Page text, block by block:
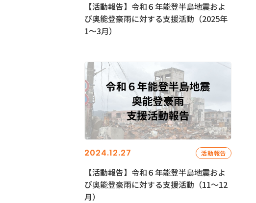
【活動報告】令和６年能登半島地震およ
び奥能登豪雨に対する支援活動（2025年
1〜3月）
2024.12.27 活動報告
【活動報告】令和６年能登半島地震およ
び奥能登豪雨に対する支援活動（11〜12
月）